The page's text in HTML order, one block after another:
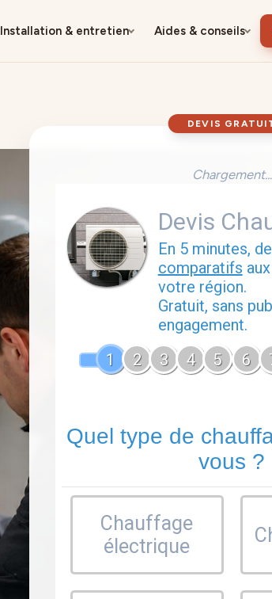
Installation & entretien Aides & conseils
DEVIS
Chargement...
Devis
En 5 minutes,
comparatifs aux
votre région.
Gratuit, sans
engagement.
1
2 3 4 5 6
Quel type de
vous ?
Chauffage
électrique